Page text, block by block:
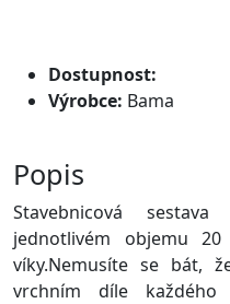
Dostupnost:
Výrobce: Bama
Popis
Stavebnicová
jednotlivém objemu
víky.Nemusíte se bát,
vrchním díle